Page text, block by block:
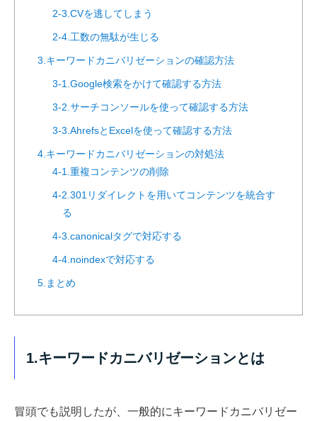
2-3.CVを逃してしまう
2-4.工数の無駄が生じる
3.キーワードカニバリゼーションの確認方法
3-1.Google検索をかけて確認する方法
3-2.サーチコンソールを使って確認する方法
3-3.AhrefsとExcelを使って確認する方法
4.キーワードカニバリゼーションの対処法
4-1.重複コンテンツの削除
4-2.301リダイレクトを用いてコンテンツを統合す
る
4-3.canonicalタグで対応する
4-4.noindexで対応する
5.まとめ
1.キーワードカニバリゼーションとは
冒頭でも説明したが、一般的にキーワードカニバリゼー